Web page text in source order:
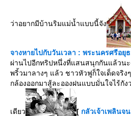
ว่าอยากมีบ้านริมแม่น้ำแบบนี้จัง
จางหายไปกับวันเวลา : พระนครศรีอยุ
ผ่านไปอีกทริปหนึ่งที่แสนสนุกกันแล้วนะ
พริ้วมาลางๆ แล้ว ชาวหัวฟูก็ใจเด็ดจริง
กล้องออกมาสู้ละอองฝนแบบมั่นใจไร้กั
เดียว [ กลัวเจ้าเพลิน